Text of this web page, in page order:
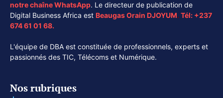
notre chaîneWhatsApp. Le directeur de publication de
Digital Business Africa est Beaugas Orain DJOYUM. Tél: +237
674 61 01 68.
L'équipe de DBA est constituée de professionnels, experts et
passionnés des TIC, Télécoms et Numérique.
Nos rubriques